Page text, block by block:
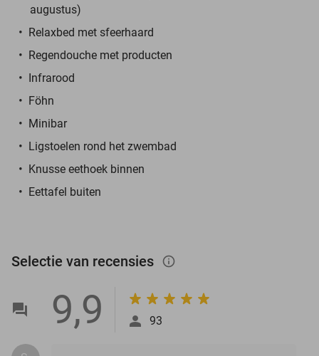
augustus)
Relaxbed met sfeerhaard
Regendouche met producten
Infrarood
Föhn
Minibar
Ligstoelen rond het zwembad
Knusse eethoek binnen
Eettafel buiten
Selectie van recensies info_outlined
9,9 93